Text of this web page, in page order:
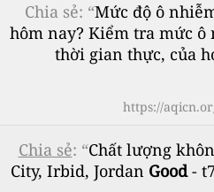
Chia sẻ: “Mức độ ô
hôm nay? Kiểm tra mức
thời gian thực, của
https://
Chia sẻ: “Chất lượng
City, Irbid, Jordan Good-